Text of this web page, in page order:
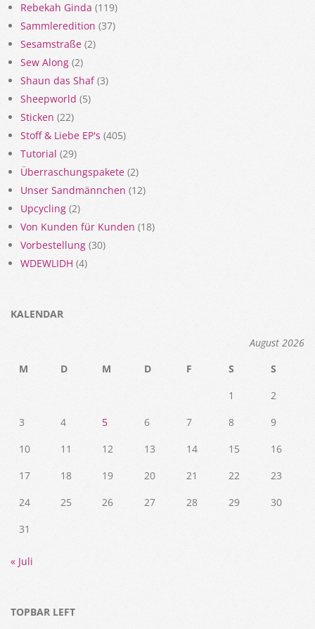
Rebekah Ginda (119)
Sammleredition (37)
Sesamstraße (2)
Sew Along (2)
Shaun das Shaf(3)
Sheepworld (5)
Sticken (22)
Stoff & Liebe EP's (405)
Tutorial (29)
Überraschungspakete (2)
Unser Sandmännchen (12)
Upcycling (2)
Von Kunden für Kunden (18)
Vorbestellung (30)
WDEWLIDH (4)
KALENDAR
August 2026
M
D M D F S
S
1
2
3
4 5 6 7 8
9
10
11 12 13 14 15
16
17
18 19 20 21 22
23
24
25 26 27 28 29
30
31
« Juli
TOPBAR LEFT